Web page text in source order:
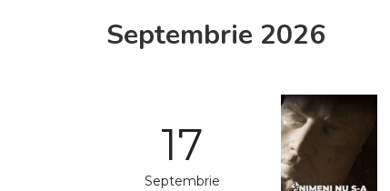
Septembrie 2026
17
Septembrie